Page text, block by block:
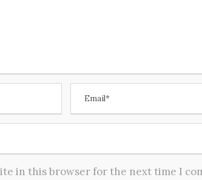
in this browser for the next time I